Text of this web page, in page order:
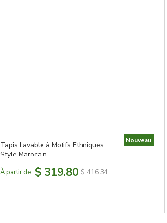
Tapis Lavable à Motifs Ethniques
Style Marocain
À partir de: $ 319.80 $ 416.34
Nouveau